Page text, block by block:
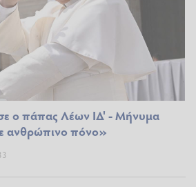
ο πάπας Λέων ΙΔ' - Μήνυμα
ανθρώπινο πόνο»